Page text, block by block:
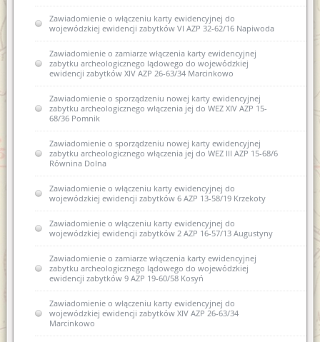
Zawiadomienie o włączeniu karty ewidencyjnej do
wojewódzkiej ewidencji zabytków VI AZP 32-62/16 Napiwoda
Zawiadomienie o zamiarze włączenia karty ewidencyjnej
zabytku archeologicznego lądowego do wojewódzkiej
ewidencji zabytków XIV AZP 26-63/34 Marcinkowo
Zawiadomienie o sporządzeniu nowej karty ewidencyjnej
zabytku archeologicznego włączenia jej do WEZ XIV AZP 15-
68/36 Pomnik
Zawiadomienie o sporządzeniu nowej karty ewidencyjnej
zabytku archeologicznego włączenia jej do WEZ III AZP 15-68/6
Równina Dolna
Zawiadomienie o włączeniu karty ewidencyjnej do
wojewódzkiej ewidencji zabytków 6 AZP 13-58/19 Krzekoty
Zawiadomienie o włączeniu karty ewidencyjnej do
wojewódzkiej ewidencji zabytków 2 AZP 16-57/13 Augustyny
Zawiadomienie o zamiarze włączenia karty ewidencyjnej
zabytku archeologicznego lądowego do wojewódzkiej
ewidencji zabytków 9 AZP 19-60/58 Kosyń
Zawiadomienie o włączeniu karty ewidencyjnej do
wojewódzkiej ewidencji zabytków XIV AZP 26-63/34
Marcinkowo